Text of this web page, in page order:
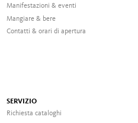
Manifestazioni & eventi
Mangiare & bere
Contatti & orari di apertura
SERVIZIO
Richiesta cataloghi